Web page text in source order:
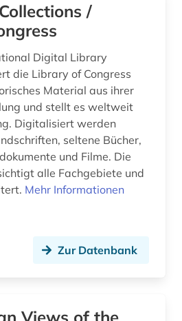
new york times (1)
nichtmetallischer werkstoff (1)
niederlande großbritannien seekrieg (1)
online-publikation (5)
online-vorlesung (1)
/
Digital Library
die Library of Congress
Material aus ihrer
und stellt es weltweit
seltene Bücher,
und Filme. Die
alle Fachgebiete und
Mehr Informationen
Zur Datenbank